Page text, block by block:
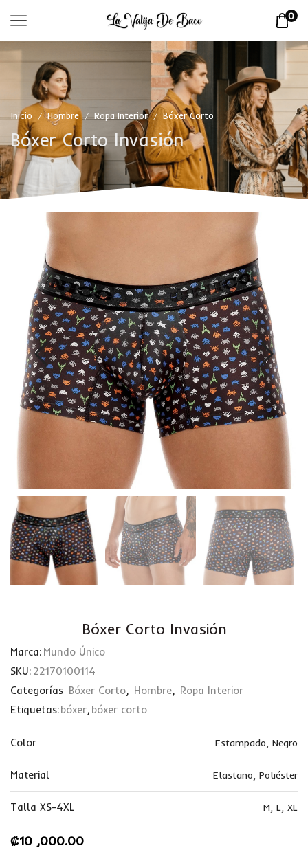
0
Inicio / Hombre / Ropa Interior / Bóxer Corto
Bóxer Corto Invasión
Bóxer Corto Invasión
Marca: Mundo Único
SKU: 22170100114
Categorías Bóxer Corto, Hombre, Ropa Interior
Etiquetas:bóxer, bóxer corto
Color Estampado, Negro
Material Elastano, Poliéster
Talla XS-4XL M, L, XL
₡10 ,000.00